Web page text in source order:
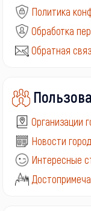
Политика
Обработка
Обратная
Организации
Новости
Интересные